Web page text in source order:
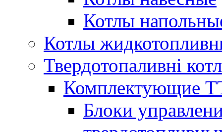
Котлы
Котлы
Твердотопаливні
Комплектующие
Блоки